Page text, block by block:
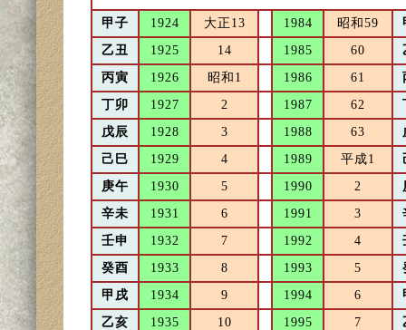
甲子 1924 大正13 1984 昭和59
乙丑
1925 14 1985 60
丙寅
1926 昭和1 1986 61
丁卯
1927 2 1987 62
戊辰
1928 3 1988 63
己巳
1929 4 1989 平成1
庚午
1930 5 1990 2
辛未
1931 6 1991 3
壬申
1932 7 1992 4
癸酉
1933 8 1993 5
甲戌
1934 9 1994 6
乙亥
1935 10 1995 7